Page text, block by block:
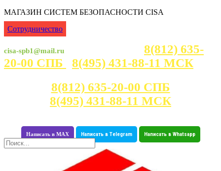
МАГАЗИН СИСТЕМ БЕЗОПАСНОСТИ CISA
Сотрудничество
cisa-spb1@mail.ru
8(812) 635-
20-00 СПБ
8(495) 431-88-11 МСК
8(812) 635-20-00 СПБ
8(495) 431-88-11 МСК
Написать в MAX Написать в Telegram Написать в Whatsapp